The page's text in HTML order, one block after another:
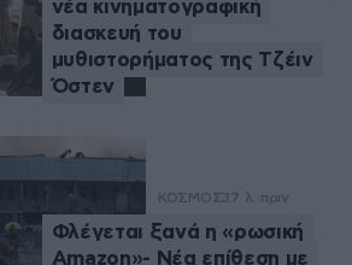
νέα κινηματογραφική
διασκευή του
μυθιστορήματος της Τζέιν
Όστεν
ΚΟΣΜΟΣ37 λ. πριν
Φλέγεται ξανά η «ρωσική
Amazon»- Νέα επίθεση με